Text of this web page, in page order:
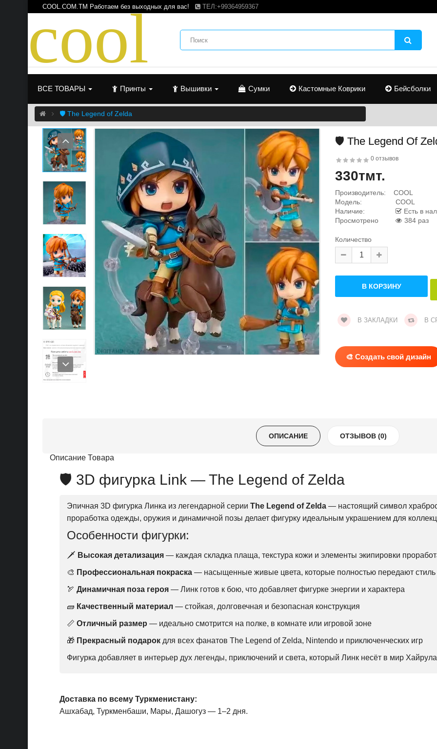
cool
COOL.COM.TM Работаем без выходных для вас! ТЕЛ:+99364959367
ВСЕ ТОВАРЫ Принты Вышивки Сумки Кастомные Коврики Бейсболки
🛡️ The Legend of Zelda
🛡️ The Legend Of
0 отзывов
330тмт.
Производитель:
COOL
Модель:
COOL
Наличие:
Есть в
Просмотрено
384 раз
Количество
В ЗАКЛАДКИ В
🎨 Создать свой дизайн
ОПИСАНИЕ ОТЗЫВОВ (0)
Описание Товара
🛡️ 3D фигурка Link — The Legend of Zelda
Эпичная 3D фигурка Линка из легендарной серии The Legend of Zelda — настоящий символ
проработка одежды, оружия и динамичной позы делает фигурку идеальным украшением для
Особенности фигурки:
🗡️ Высокая детализация — каждая складка плаща, текстура кожи и элементы экипировки
🎨 Профессиональная покраска — насыщенные живые цвета, которые полностью передают стиль
🏹 Динамичная поза героя — Линк готов к бою, что добавляет фигурке энергии и характера
🧱 Качественный материал — стойкая, долговечная и безопасная конструкция
📏 Отличный размер — идеально смотрится на полке, в комнате или игровой зоне
🎁 Прекрасный подарок для всех фанатов The Legend of Zelda, Nintendo и приключенческих игр
Фигурка добавляет в интерьер дух легенды, приключений и света, который Линк несёт в мир
Доставка по всему Туркменистану:
Ашхабад, Туркменбаши, Мары, Дашогуз — 1–2 дня.